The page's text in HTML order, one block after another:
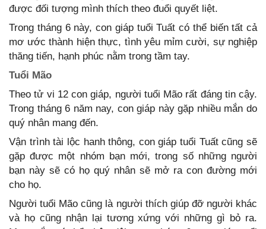
được đối tượng mình thích theo đuổi quyết liệt.
Trong tháng 6 này, con giáp tuổi Tuất có thể biến tất cả
mơ ước thành hiện thực, tình yêu mỉm cười, sự nghiệp
thăng tiến, hạnh phúc nằm trong tầm tay.
Tuổi Mão
Theo tử vi 12 con giáp, người tuổi Mão rất đáng tin cậy.
Trong tháng 6 năm nay, con giáp này gặp nhiều mắn do
quý nhân mang đến.
Vận trình tài lộc hanh thông, con giáp tuổi Tuất cũng sẽ
gặp được một nhóm bạn mới, trong số những người
bạn này sẽ có họ quý nhân sẽ mở ra con đường mới
cho họ.
Người tuổi Mão cũng là người thích giúp đỡ người khác
và họ cũng nhận lại tương xứng với những gì bỏ ra.